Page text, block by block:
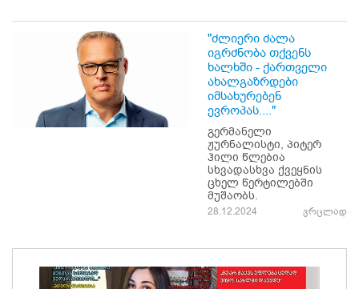
"ძლიერი ძალა
იგრძნობა თქვენს
ხალხში - ქართველი
ახალგაზრდები
იმსახურებენ
ევროპას...."
გერმანელი
ჟურნალისტი, პიტერ
ჰილი წლებია
სხვადასხვა ქვეყნის
ცხელ წერტილებში
მუშაობს.
28.12.2024 ვრცლად